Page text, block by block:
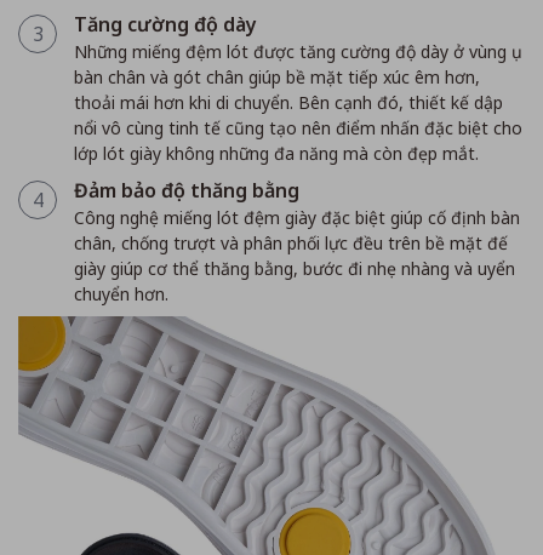
3 Tăng cường độ dày
Những miếng đệm lót được tăng cường độ dày ở vùng ụ
bàn chân và gót chân giúp bề mặt tiếp xúc êm hơn,
thoải mái hơn khi di chuyển. Bên cạnh đó, thiết kế dập
nổi vô cùng tinh tế cũng tạo nên điểm nhấn đặc biệt cho
lớp lót giày không những đa năng mà còn đẹp mắt.
4 Đảm bảo độ thăng bằng
Công nghệ miếng lót đệm giày đặc biệt giúp cố định bàn
chân, chống trượt và phân phối lực đều trên bề mặt đế
giày giúp cơ thể thăng bằng, bước đi nhẹ nhàng và uyển
chuyển hơn.